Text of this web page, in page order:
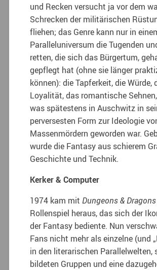
und Recken versucht ja vor dem
Schrecken der militärischen
fliehen; das Genre kann nur in
Paralleluniversum die Tugenden
retten, die sich das Bürgertum,
gepflegt hat (ohne sie länger
können): die Tapferkeit, die Würde,
Loyalität, das romantische
was spätestens in Auschwitz in
perversesten Form zur Ideologie
Massenmördern geworden war.
wurde die Fantasy aus schierem
Geschichte und Technik.
Kerker & Computer
1974 kam mitDungeons & Dragons
Rollenspiel heraus, das sich der
der Fantasy bediente. Nun
Fans nicht mehr als einzelne (und
in den literarischen Parallelwelten,
bildeten Gruppen und eine